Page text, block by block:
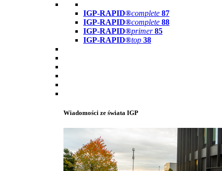
IGP-RAPID®complete 87
IGP-RAPID®complete 88
IGP-RAPID®primer 85
IGP-RAPID®top 38
Wiadomości ze świata IGP